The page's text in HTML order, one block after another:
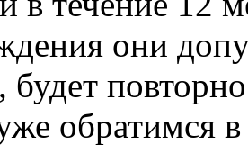
они
будет
обратимся